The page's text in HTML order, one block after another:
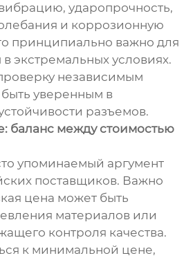
ударопрочность,
и коррозионную
принципиально важно для
экстремальных условиях.
независимым
уверенным в
разъемов.
баланс между стоимостью
упоминаемый аргумент
поставщиков. Важно
цена может быть
материалов или
контроля качества.
к минимальной цене,